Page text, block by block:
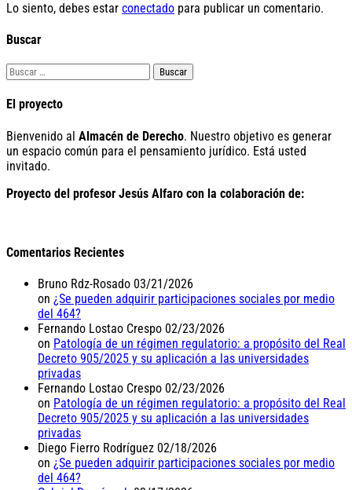
Lo siento, debes estar conectado para publicar un comentario.
Buscar
Buscar:
El proyecto
Bienvenido al Almacén de Derecho. Nuestro objetivo es generar
un espacio común para el pensamiento jurídico. Está usted
invitado.
Proyecto del profesor Jesús Alfaro con la colaboración de:
Comentarios Recientes
Bruno Rdz-Rosado 03/21/2026
on ¿Se pueden adquirir participaciones sociales por medio
del 464?
Fernando Lostao Crespo 02/23/2026
on Patología de un régimen regulatorio: a propósito del Real
Decreto 905/2025 y su aplicación a las universidades
privadas
Fernando Lostao Crespo 02/23/2026
on Patología de un régimen regulatorio: a propósito del Real
Decreto 905/2025 y su aplicación a las universidades
privadas
Diego Fierro Rodríguez 02/18/2026
on ¿Se pueden adquirir participaciones sociales por medio
del 464?